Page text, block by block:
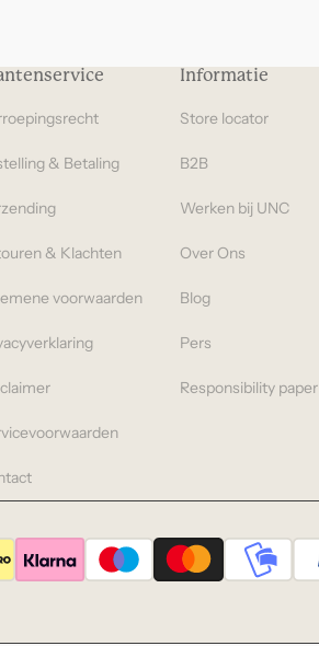
& Betaling
& Klachten
voorwaarden
Informatie
Store locator
B2B
Werken bij UNC
Over Ons
Blog
Pers
Responsibility paper